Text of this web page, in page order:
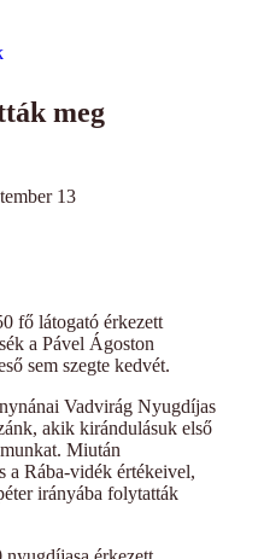
meg
13
fő látogató érkezett
a Pável Ágoston
sem szegte kedvét.
Vadvirág Nyugdíjas
akik kirándulásuk első
Miután
a Rába-vidék értékeivel,
irányába folytatták